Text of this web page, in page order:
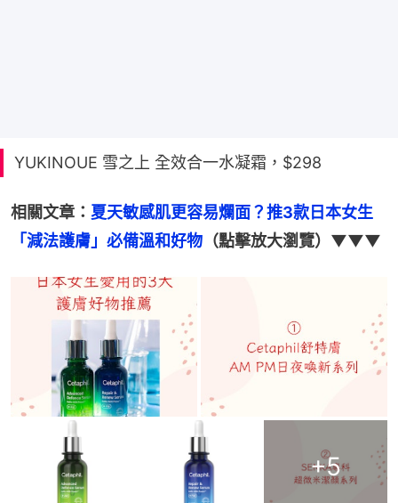
YUKINOUE 雪之上 全效合一水凝霜，$298
相關文章： 夏天敏感肌更容易爛面？推3款日本女生
「減法護膚」必備溫和好物 （點擊放大瀏覽）▼▼▼
+5